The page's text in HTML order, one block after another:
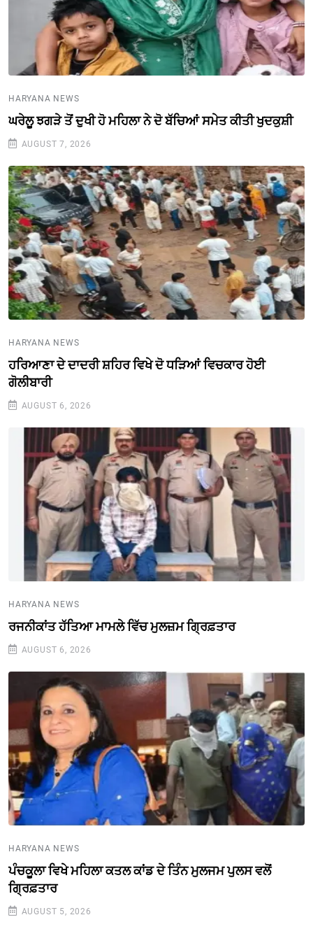
HARYANA NEWS
ਘਰੇਲੂ ਝਗੜੇ ਤੋਂ ਦੁਖੀ ਹੋ ਮਹਿਲਾ ਨੇ ਦੋ ਬੱਚਿਆਂ ਸਮੇਤ ਕੀਤੀ ਖੁਦਕੁਸ਼ੀ
AUGUST 7, 2026
HARYANA NEWS
ਹਰਿਆਣਾ ਦੇ ਦਾਦਰੀ ਸ਼ਹਿਰ ਵਿਖੇ ਦੋ ਧੜਿਆਂ ਵਿਚਕਾਰ ਹੋਈ
ਗੋਲੀਬਾਰੀ
AUGUST 6, 2026
HARYANA NEWS
ਰਜਨੀਕਾਂਤ ਹੱਤਿਆ ਮਾਮਲੇ ਵਿੱਚ ਮੁਲਜ਼ਮ ਗ੍ਰਿਫ਼ਤਾਰ
AUGUST 6, 2026
HARYANA NEWS
ਪੰਚਕੂਲਾ ਵਿਖੇ ਮਹਿਲਾ ਕਤਲ ਕਾਂਡ ਦੇ ਤਿੰਨ ਮੁਲਜਮ ਪੁਲਸ ਵਲੋਂ
ਗ੍ਰਿਫ਼ਤਾਰ
AUGUST 5, 2026